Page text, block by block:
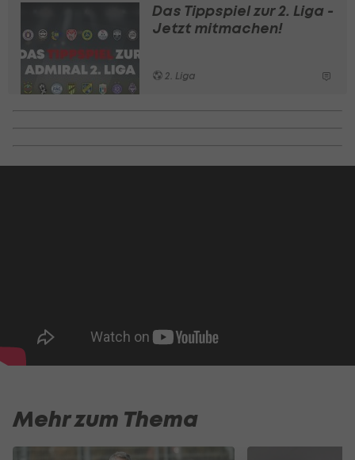
Das Tippspiel zur 2. Liga -
Jetzt mitmachen!
2. Liga
Mehr zum Thema